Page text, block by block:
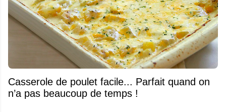
Casserole de poulet facile... Parfait quand on
n’a pas beaucoup de temps !